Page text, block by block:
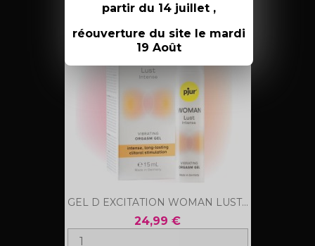
partir du 14 juillet ,
réouverture du site le mardi
19 Août
GEL D EXCITATION WOMAN LUST...
24,99 €
favorite_border